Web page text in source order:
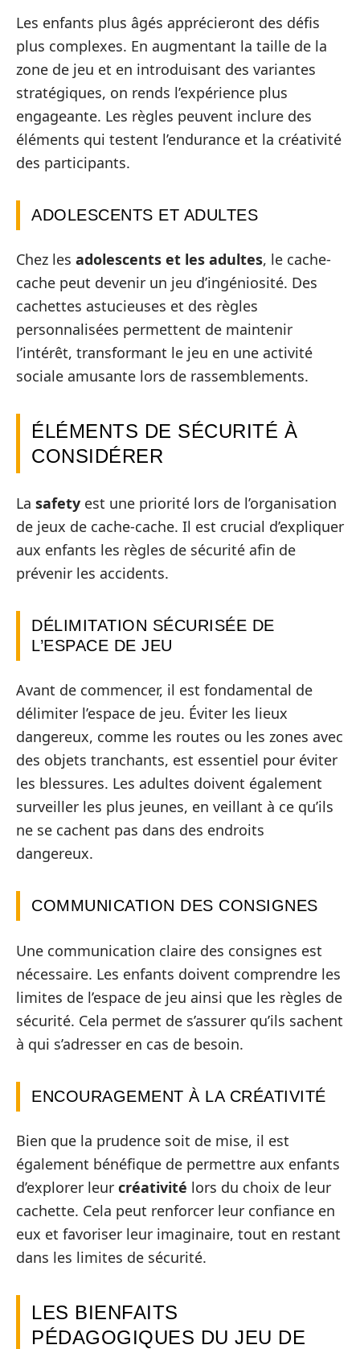
Les enfants plus âgés apprécieront des défis
plus complexes. En augmentant la taille de la
zone de jeu et en introduisant des variantes
stratégiques, on rends l’expérience plus
engageante. Les règles peuvent inclure des
éléments qui testent l’endurance et la créativité
des participants.
ADOLESCENTS ET ADULTES
Chez les adolescents et les adultes, le cache-
cache peut devenir un jeu d’ingéniosité. Des
cachettes astucieuses et des règles
personnalisées permettent de maintenir
l’intérêt, transformant le jeu en une activité
sociale amusante lors de rassemblements.
ÉLÉMENTS DE SÉCURITÉ À
CONSIDÉRER
La safety est une priorité lors de l’organisation
de jeux de cache-cache. Il est crucial d’expliquer
aux enfants les règles de sécurité afin de
prévenir les accidents.
DÉLIMITATION SÉCURISÉE DE
L’ESPACE DE JEU
Avant de commencer, il est fondamental de
délimiter l’espace de jeu. Éviter les lieux
dangereux, comme les routes ou les zones avec
des objets tranchants, est essentiel pour éviter
les blessures. Les adultes doivent également
surveiller les plus jeunes, en veillant à ce qu’ils
ne se cachent pas dans des endroits
dangereux.
COMMUNICATION DES CONSIGNES
Une communication claire des consignes est
nécessaire. Les enfants doivent comprendre les
limites de l’espace de jeu ainsi que les règles de
sécurité. Cela permet de s’assurer qu’ils sachent
à qui s’adresser en cas de besoin.
ENCOURAGEMENT À LA CRÉATIVITÉ
Bien que la prudence soit de mise, il est
également bénéfique de permettre aux enfants
d’explorer leur créativité lors du choix de leur
cachette. Cela peut renforcer leur confiance en
eux et favoriser leur imaginaire, tout en restant
dans les limites de sécurité.
LES BIENFAITS
PÉDAGOGIQUES DU JEU DE